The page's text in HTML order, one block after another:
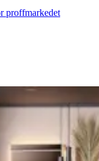
proffmarkedet